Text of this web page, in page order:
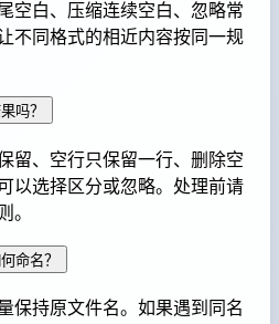
空白、压缩连续空白、忽略常
不同格式的相近内容按同一规
吗？
留、空行只保留一行、删除空
以选择区分或忽略。处理前请
。
命名？
保持原文件名。如果遇到同名